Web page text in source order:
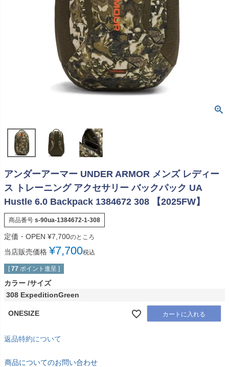
アンダーアーマー UNDER ARMOR メンズ レディー
ス トレーニング アクセサリー バックパック UA
Hustle 6.0 Backpack 1384672 308 【2025FW】
商品番号 s-90ua-1384672-1-308
定価・OPEN ¥7,700のところ
当店販売価格 ¥7,700税込
[ 77 ポイント進呈 ]
カラー サイズ
308 ExpeditionGreen
ONESIZE カートに入れる
返品特約について
商品についてのお問い合わせ